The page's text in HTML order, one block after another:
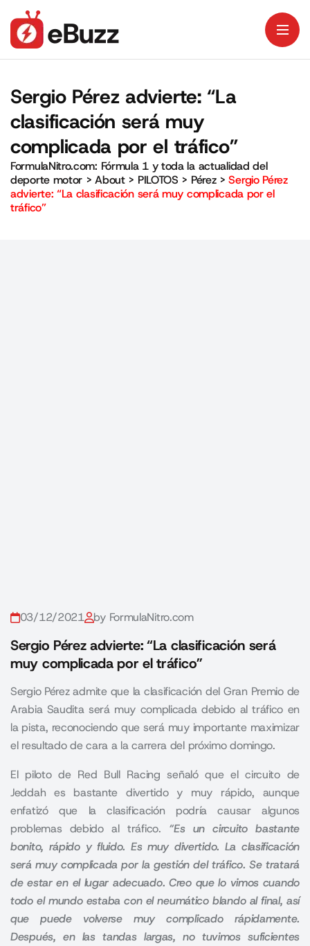
Sergio Pérez advierte: “La
clasificación será muy
complicada por el tráfico”
FormulaNitro.com: Fórmula 1 y toda la actualidad del
deporte motor >About> PILOTOS > Pérez>Sergio Pérez
advierte: “La clasificación será muy complicada por el
tráfico”
03/12/2021 by FormulaNitro.com
Sergio Pérez advierte: “La clasificación será
muy complicada por el tráfico”
Sergio Pérez admite que la clasificación del Gran Premio de
Arabia Saudita será muy complicada debido al tráfico en
la pista, reconociendo que será muy importante maximizar
el resultado de cara a la carrera del próximo domingo.
El piloto de Red Bull Racing señaló que el circuito de
Jeddah es bastante divertido y muy rápido, aunque
enfatizó que la clasificación podría causar algunos
problemas debido al tráfico. “Es un circuito bastante
bonito, rápido y fluido. Es muy divertido. La clasificación
será muy complicada por la gestión del tráfico. Se tratará
de estar en el lugar adecuado. Creo que lo vimos cuando
todo el mundo estaba con el neumático blando al final, así
que puede volverse muy complicado rápidamente.
Después, en las tandas largas, no tuvimos suficientes